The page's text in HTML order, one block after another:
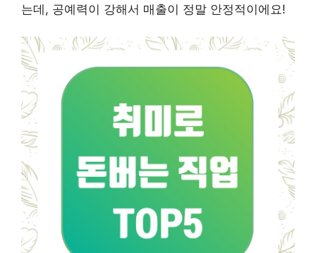
는데, 공예력이 강해서 매출이 정말 안정적이에요!